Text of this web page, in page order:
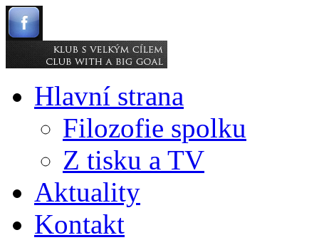
Hlavní strana
Filozofie spolku
Z tisku a TV
Aktuality
Kontakt